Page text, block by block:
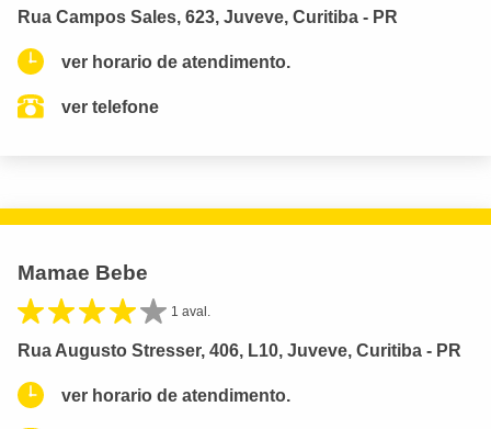
Rua Campos Sales, 623, Juveve, Curitiba - PR
ver horario de atendimento.
ver telefone
Mamae Bebe
1 aval.
Rua Augusto Stresser, 406, L10, Juveve, Curitiba - PR
ver horario de atendimento.